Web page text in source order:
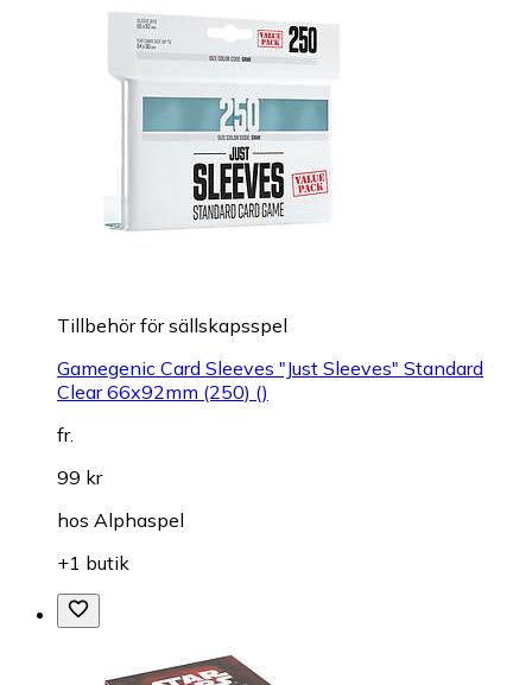
Tillbehör för sällskapsspel
Gamegenic Card Sleeves "Just Sleeves" Standard
Clear 66x92mm (250) ()
fr.
99 kr
hos Alphaspel
+1 butik